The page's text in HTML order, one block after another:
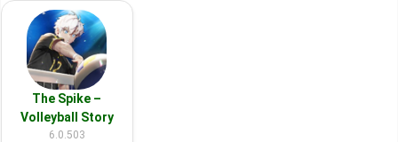
The Spike –
Volleyball Story
6.0.503